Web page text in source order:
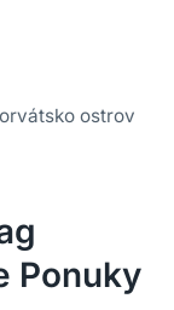
ostrov
Ponuky